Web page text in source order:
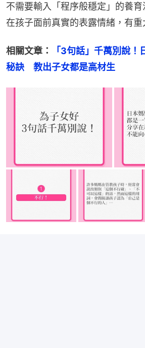
不需要輸入「程序般穩定」的養
在孩子面前真實的表露情緒，有重
相關文章：
「3句話」千萬別說！
秘訣　教出子女都是高材生